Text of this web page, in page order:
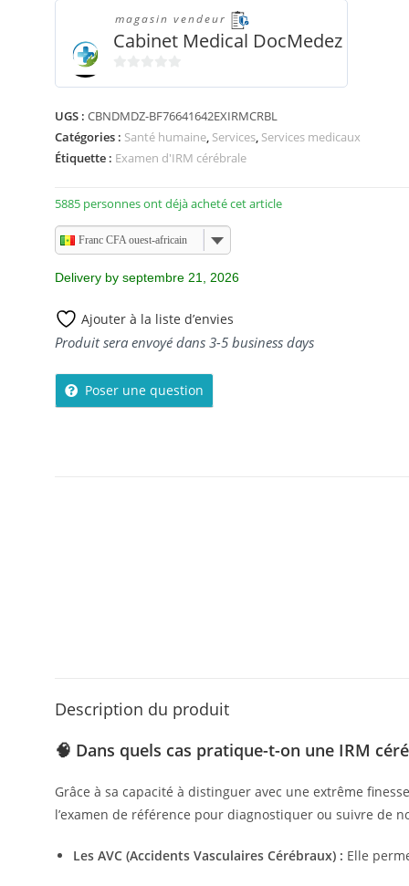
magasin vendeur
Cabinet Medical DocMedez
u
r
5
UGS : CBNDMDZ-BF76641642EXIRMCRBL
Catégories : Santé humaine, Services, Services medicaux
Étiquette : Examen d'IRM cérébrale
5885 personnes ont déjà acheté cet article
Franc CFA ouest-africain
Delivery by septembre 21, 2026
Ajouter à la liste d’envies
Produit sera envoyé dans 3-5 business days
Poser une question
Description du produit
🧠 Dans quels cas pratique-t-on une IRM
Grâce à sa capacité à distinguer avec une extrême
l’examen de référence pour diagnostiquer ou suivre de
Les AVC (Accidents Vasculaires Cérébraux) : Elle